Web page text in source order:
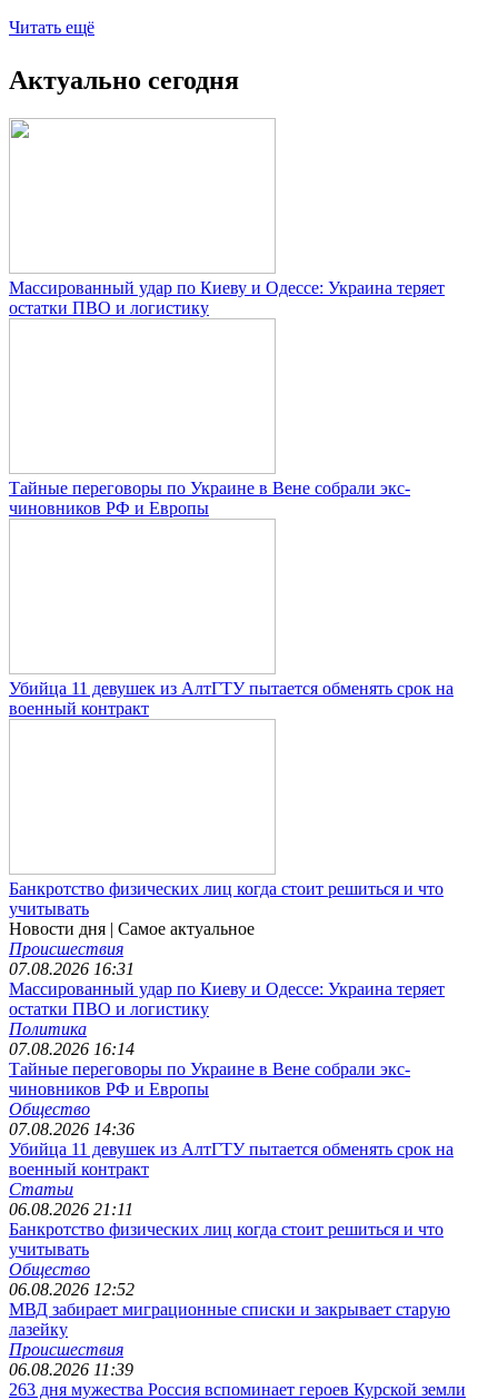
Читать ещё
Актуально сегодня
Массированный удар по Киеву и Одессе: Украина теряет
остатки ПВО и логистику
Тайные переговоры по Украине в Вене собрали экс-
чиновников РФ и Европы
Убийца 11 девушек из АлтГТУ пытается обменять срок на
военный контракт
Банкротство физических лиц когда стоит решиться и что
учитывать
Новости дня | Самое актуальное
Происшествия
07.08.2026 16:31
Массированный удар по Киеву и Одессе: Украина теряет
остатки ПВО и логистику
Политика
07.08.2026 16:14
Тайные переговоры по Украине в Вене собрали экс-
чиновников РФ и Европы
Общество
07.08.2026 14:36
Убийца 11 девушек из АлтГТУ пытается обменять срок на
военный контракт
Статьи
06.08.2026 21:11
Банкротство физических лиц когда стоит решиться и что
учитывать
Общество
06.08.2026 12:52
МВД забирает миграционные списки и закрывает старую
лазейку
Происшествия
06.08.2026 11:39
263 дня мужества Россия вспоминает героев Курской земли